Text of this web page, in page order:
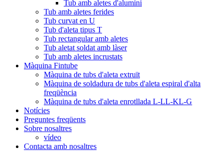
Tub amb aletes d'alumini
Tub amb aletes ferides
Tub curvat en U
Tub d'aleta tipus T
Tub rectangular amb aletes
Tub aletat soldat amb làser
Tub amb aletes incrustats
Màquina Fintube
Màquina de tubs d'aleta extruït
Màquina de soldadura de tubs d'aleta espiral d'alta
freqüència
Màquina de tubs d'aleta enrotllada L-LL-KL-G
Notícies
Preguntes freqüents
Sobre nosaltres
vídeo
Contacta amb nosaltres